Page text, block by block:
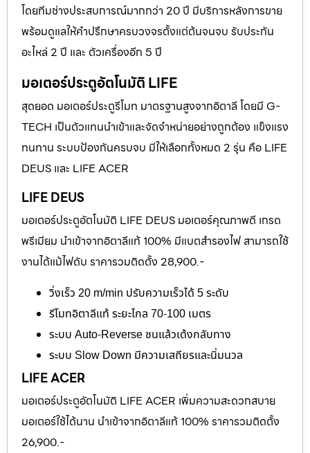
โดยทีมช่างประสบการณ์มากกว่า 20 ปี มีบริการหลังการขาย
พร้อมดูแลให้คำปรึกษาครบวงจรตั้งแต่ต้นจนจบ รับประกัน
อะไหล่ 2 ปี และ ตัวเครื่องอีก 5 ปี
มอเตอร์ประตูอัตโนมัติ LIFE
สุดยอด มอเตอร์ประตูรีโมท มาตรฐานสูงจากอิตาลี โดยมี G-
TECH เป็นตัวแทนนำเข้าและจัดจำหน่ายอย่างถูกต้อง แข็งแรง
ทนทาน ระบบป้องกันครบจบ มีให้เลือกทั้งหมด 2 รุ่น คือ LIFE
DEUS และ LIFE ACER
LIFE DEUS
มอเตอร์ประตูอัตโนมัติ LIFE DEUS มอเตอร์คุณภาพดี เกรด
พรีเมียม นำเข้าจากอิตาลีแท้ 100% มีแบตสำรองไฟ สามารถใช้
งานได้แม้ไฟดับ ราคารวมติดตั้ง 28,900.-
วิ่งเร็ว 20 m/min ปรับความเร็วได้ 5 ระดับ
รีโมทอิตาลีแท้ ระยะไกล 70-100 เมตร
ระบบ Auto-Reverse ชนแล้วเด้งกลับทาง
ระบบ Slow Down มีความเสถียรและนิ่มนวล
LIFE ACER
มอเตอร์ประตูอัตโนมัติ LIFE ACER เพิ่มความสะดวกสบาย
มอเตอร์ใช้ได้นาน นำเข้าจากอิตาลีแท้ 100% ราคารวมติดตั้ง
26,900.-